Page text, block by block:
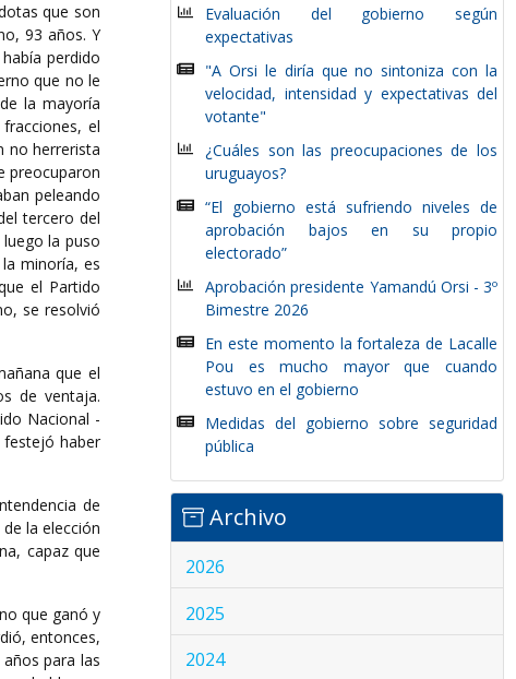
que son
93 años. Y
perdido
que no le
la mayoría
el
no herrerista
preocuparon
peleando
tercero del
la puso
minoría, es
el Partido
se resolvió
que el
de ventaja.
Nacional -
haber
de
la elección
capaz que
que ganó y
entonces,
para las
Evaluación del gobierno según
expectativas
"A Orsi le diría que no sintoniza con la
velocidad, intensidad y expectativas del
votante"
¿Cuáles son las preocupaciones de los
uruguayos?
“El gobierno está sufriendo niveles de
aprobación bajos en su propio
electorado”
Aprobación presidente Yamandú Orsi - 3º
Bimestre 2026
En este momento la fortaleza de Lacalle
Pou es mucho mayor que cuando
estuvo en el gobierno
Medidas del gobierno sobre seguridad
pública
Archivo
2026
2025
2024